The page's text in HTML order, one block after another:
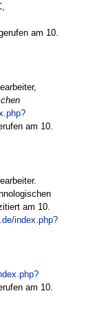
am 10.
am 10.
am 10.
index.php?
am 10.